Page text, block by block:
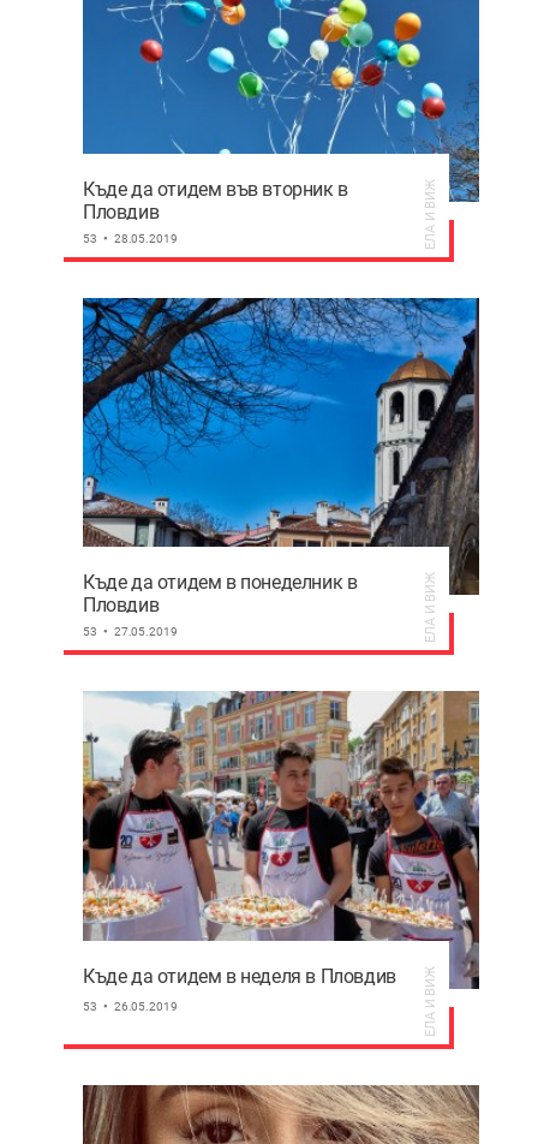
Къде да отидем във вторник в
Пловдив
53 28.05.2019 ЕЛА И ВИЖ
Къде да отидем в понеделник в
Пловдив
53 27.05.2019 ЕЛА И ВИЖ
Къде да отидем в неделя в Пловдив
53 26.05.2019 ЕЛА И ВИЖ